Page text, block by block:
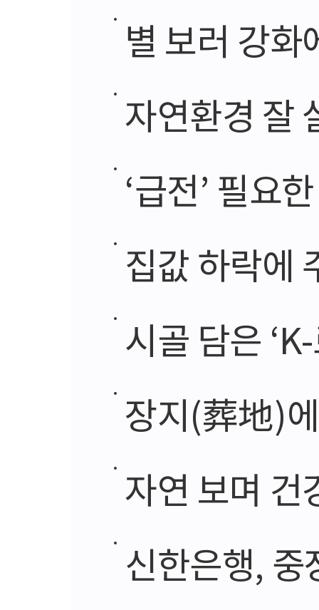
별 보러 강화
자연환경 잘
‘급전’ 필요
집값 하락에 주
시골 담은
장지(葬地)
자연 보며 건
신한은행, 중